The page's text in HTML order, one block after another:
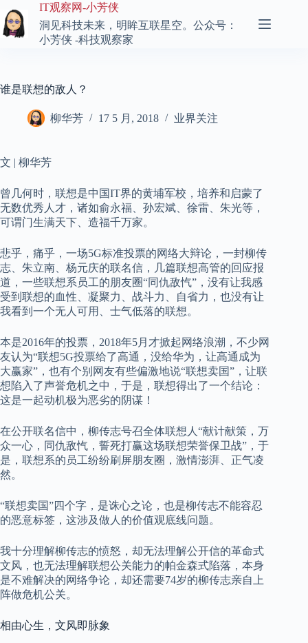
至
内
IT观察网-小芳侠
洞见科技未来，明眸互联星空。公众号：
小芳侠 -科技观察家
谁是联想的敌人？
柳华芳 17 5 月, 2018 业界关注
文 | 柳华芳
曾几何时，联想是中国IT界的黄埔军校，培养和启蒙了
无数优秀人才，诸如俞永福、孙宏斌、徐雷、朱光等，
可谓门生满天下、造福千万家。
悲乎，痛乎，一场5G标准投票的网络大辩论，一封柳传
志、朱立南、杨元庆的联名信，几篇联想高管的回应报
道，一些联想系员工的朋友圈“同仇敌忾”，没有让我感
受到联想的血性、凝聚力、战斗力、自省力，也没有让
我看到一个无人可用、士气低落的联想。
本是2016年的投票，2018年5月才掀起网络浪潮，不少网
友认为“联想5G投票给了高通，没给华为，让高通成为
大赢家”，也有个别网友有些偏激地说“联想卖国”，让联
想陷入了声誉危机之中，于是，联想得出了一个结论：
这是一起动机极为恶劣的阴谋！
在公开联名信中，柳传志号召全体联想人“献计献策，万
众一心，同仇敌忾，誓死打赢这场联想荣誉保卫战”，于
是，联想系的员工纷纷刷屏朋友圈，激情澎湃、正气凌
然。
“联想卖国”四个字，是诛心之论，也是柳传志不能容忍
的恶意标签，这涉及做人的价值观底线问题。
我十分理解柳传志的愤怒，却无法理解公开信的革命式
文风，也无法理解联想公关能力的帕金森式陷落，本身
是不难解决的网络争论，却还需要74岁的柳传志亲自上
阵做危机公关。
相由心生，文风即脉象